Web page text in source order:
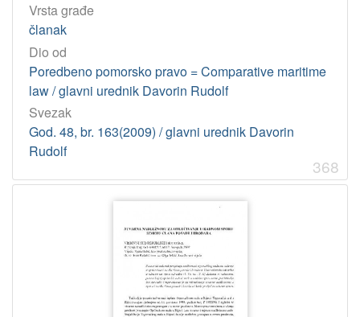
Vrsta građe
članak
Dio od
Poredbeno pomorsko pravo = Comparative maritime
law / glavni urednik Davorin Rudolf
Svezak
God. 48, br. 163(2009) / glavni urednik Davorin
Rudolf
368